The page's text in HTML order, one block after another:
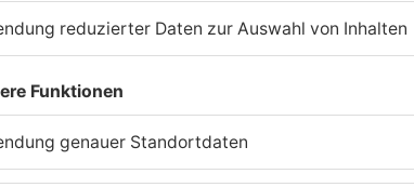
06.08.2026, 05:30 UHR IN KREIS ASCHAFFENBURG